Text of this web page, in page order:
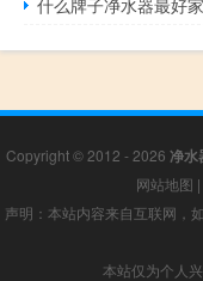
Copyright © 2012 - 2026 净水
网站地图 |
声明：本站内容来自互联网，
本站仅为个人